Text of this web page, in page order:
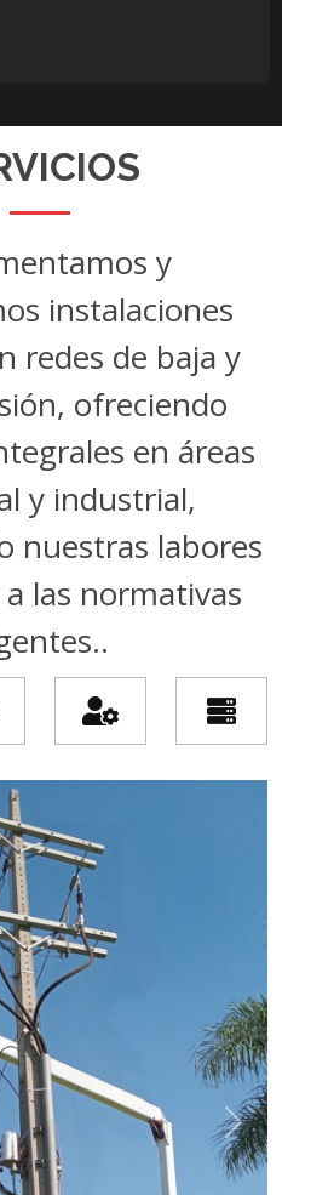
y
instalaciones
redes de baja y
ofreciendo
en áreas
y industrial,
nuestras labores
las normativas
Next